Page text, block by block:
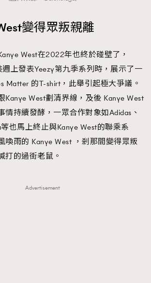
變得眾叛親離
West在2022年也終於碰壁了，
週上發表Yeezy第九季系列時，展示了一
Matter 的T-shirt，此舉引起極大爭議。
Kanye West劃清界線，及後 Kanye West
情持續發酵，一眾合作對象如Adidas、
也馬上終止與Kanye West的聯乘系
喚雨的 Kanye West ，剎那間變得眾叛
打的過街老鼠。
Advertisement